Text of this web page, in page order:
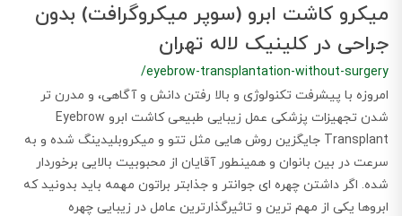
میکرو کاشت ابرو (سوپر میکروگرافت) بدون
جراحی در کلینیک لاله تهران
/eyebrow-transplantation-without-surgery
امروزه با پیشرفت تکنولوژی و بالا رفتن دانش و آگاهی، و مدرن تر
شدن تجهیزات پزشکی عمل زیبایی طبیعی کاشت ابرو Eyebrow
Transplant جایگزین روش هایی مثل تتو و میکروبلیدینگ شده و به
سرعت در بین بانوان و همینطور آقایان از محبوبیت بالایی برخوردار
شده. اگر داشتن چهره ای جوانتر و جذابتر براتون مهمه باید بدونید که
ابروها یکی از مهم ترین و تاثیرگذارترین عامل در زیبایی چهره